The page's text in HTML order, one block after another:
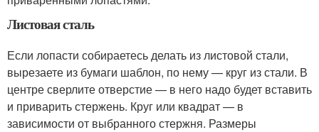
Листовая сталь
Если лопасти собираетесь делать из листовой стали,
вырезаете из бумаги шаблон, по нему — круг из стали. В
центре сверлите отверстие — в него надо будет вставить
и приварить стержень. Круг или квадрат — в
зависимости от выбранного стержня. Размеры